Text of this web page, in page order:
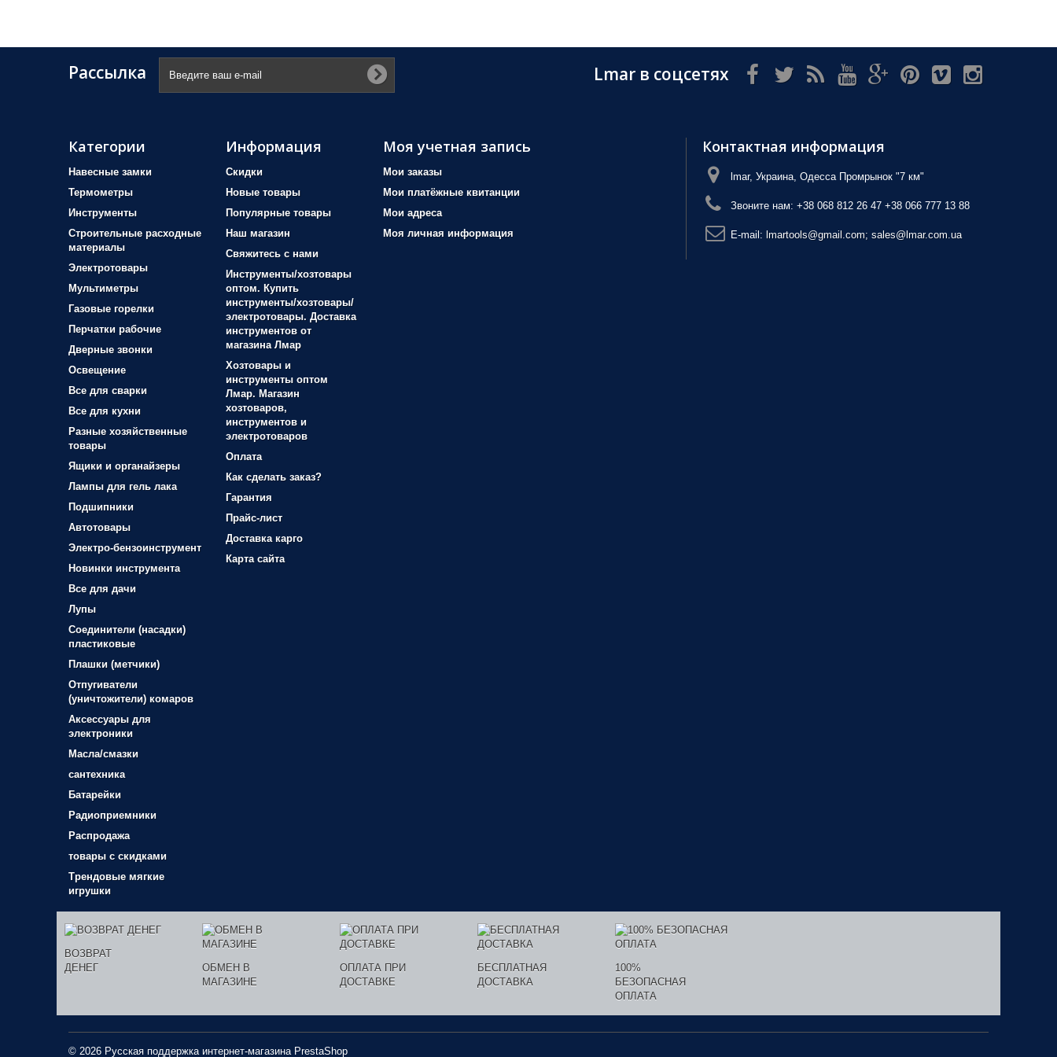
Рассылка Lmar в соцсетях
Категории
Навесные замки
Термометры
Инструменты
Строительные расходные
материалы
Электротовары
Мультиметры
Газовые горелки
Перчатки рабочие
Дверные звонки
Освещение
Все для сварки
Все для кухни
Разные хозяйственные
товары
Ящики и органайзеры
Лампы для гель лака
Подшипники
Автотовары
Электро-бензоинструмент
Новинки инструмента
Все для дачи
Лупы
Соединители (насадки)
пластиковые
Плашки (метчики)
Отпугиватели
(уничтожители) комаров
Аксессуары для
электроники
Масла/смазки
сантехника
Батарейки
Радиоприемники
Распродажа
товары с скидками
Трендовые мягкие
игрушки
Информация
Скидки
Новые товары
Популярные товары
Наш магазин
Свяжитесь с нами
Инструменты/хозтовары
оптом. Купить
инструменты/хозтовары/
электротовары. Доставка
инструментов от
магазина Лмар
Хозтовары и
инструменты оптом
Лмар. Магазин
хозтоваров,
инструментов и
электротоваров
Оплата
Как сделать заказ?
Гарантия
Прайс-лист
Доставка карго
Карта сайта
© 2026 Русская поддержка интернет-магазина PrestaShop
Моя учетная запись
Мои заказы
Мои платёжные квитанции
Мои адреса
Моя личная информация
Контактная информация
lmar, Украина, Одесса Промрынок "7 км"
Звоните нам: +38 068 812 26 47 +38 066 777 13 88
E-mail: lmartools@gmail.com; sales@lmar.com.ua
ВОЗВРАТ
ДЕНЕГ
ОБМЕН В
МАГАЗИНЕ
ОПЛАТА ПРИ
ДОСТАВКЕ
БЕСПЛАТНАЯ
ДОСТАВКА
100%
БЕЗОПАСНАЯ
ОПЛАТА